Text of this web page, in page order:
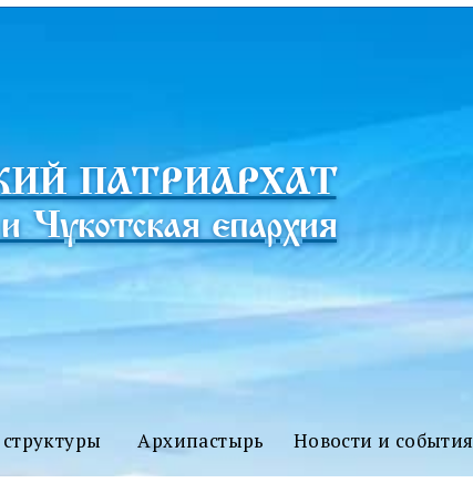
ПАТРИАРХАТ
Чукотская епархия
Архипастырь Новости и события